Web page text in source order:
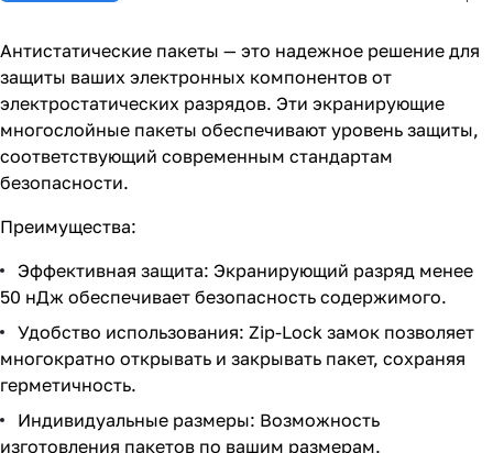
Антистатические пакеты — это надежное решение для
защиты ваших электронных компонентов от
электростатических разрядов. Эти экранирующие
многослойные пакеты обеспечивают уровень защиты,
соответствующий современным стандартам
безопасности.
Преимущества:
Эффективная защита: Экранирующий разряд менее
50 нДж обеспечивает безопасность содержимого.
Удобство использования: Zip-Lock замок позволяет
многократно открывать и закрывать пакет, сохраняя
герметичность.
Индивидуальные размеры: Возможность
изготовления пакетов по вашим размерам.